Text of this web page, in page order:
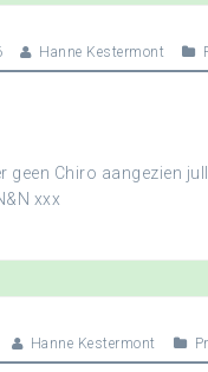
Hanne Kestermont
geen Chiro aangezien
xxx
Hanne Kestermont